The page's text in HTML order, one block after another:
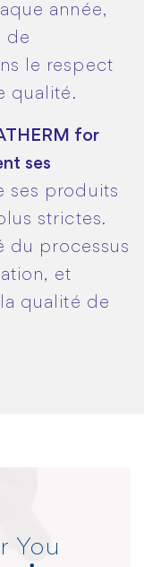
année,
de
le respect
qualité.
for
ses
ses produits
strictes.
du processus
et
qualité de
You